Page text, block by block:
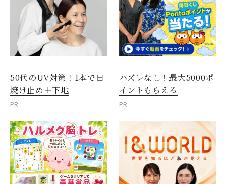
50代のUV対策！1本で日
焼け止め＋下地
PR
ハズレなし！最大5000ポ
イントもらえる
PR